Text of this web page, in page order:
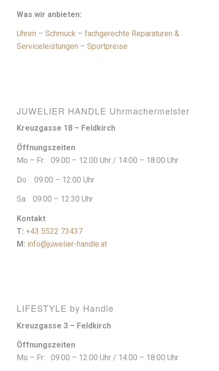
Was wir anbieten:
Uhren – Schmuck– fachgerechte Reparaturen &
Serviceleistungen – Sportpreise
JUWELIER HANDLE Uhrmachermeister
Kreuzgasse 18 – Feldkirch
Öffnungszeiten
Mo – Fr: 09:00 – 12:00 Uhr / 14:00 – 18:00 Uhr
Do 09:00 – 12:00 Uhr
Sa: 09:00 – 12:30 Uhr
Kontakt
T: +43 5522 73437
M: info@juwelier-handle.at
LIFESTYLE by Handle
Kreuzgasse 3 – Feldkirch
Öffnungszeiten
Mo – Fr: 09:00 – 12:00 Uhr / 14:00 – 18:00 Uhr